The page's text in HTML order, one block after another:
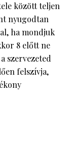
között teljen
nyugodtan
ha mondjuk
8 előtt ne
szervezeted
felszívja,